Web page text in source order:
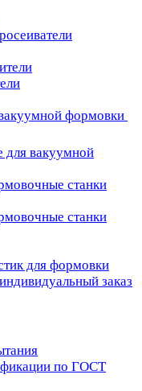
формовки
для вакуумной
станки
станки
для формовки
заказ
по ГОСТ